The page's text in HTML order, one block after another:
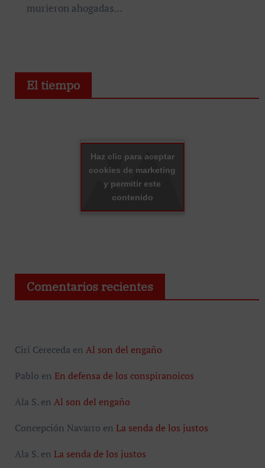
murieron ahogadas…
El tiempo
Haz clic para aceptar
cookies de marketing
y permitir este
contenido
Comentarios recientes
Ciri Cereceda en Al son del engaño
Pablo en En defensa de los conspiranoicos
Ala S.en Al son del engaño
Concepción Navarro en La senda de los justos
Ala S.en La senda de los justos